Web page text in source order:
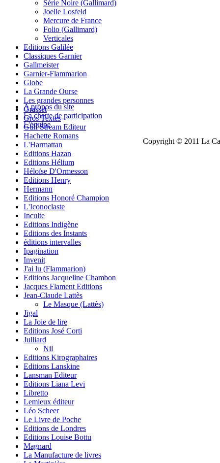
Série Noire (Gallimard)
Joelle Losfeld
Mercure de France
Folio (Gallimard)
Verticales
Editions Galilée
Classiques Garnier
Gallmeister
Garnier-Flammarion
Globe
La Grande Ourse
Les grandes personnes
Grasset
Gros Textes
Gulf Stream Editeur
Hachette Romans
L'Harmattan
Editions Hazan
Editions Hélium
Héloïse D'Ormesson
Editions Henry
Hermann
Editions Honoré Champion
L'Iconoclaste
Inculte
Editions Indigène
Editions des Instants
éditions intervalles
Ipagination
Invenit
J'ai lu (Flammarion)
Editions Jacqueline Chambon
Jacques Flament Editions
Jean-Claude Lattès
Le Masque (Lattès)
Jigal
La Joie de lire
Editions José Corti
Julliard
Nil
Editions Kirographaires
Editions Lanskine
Lansman Editeur
Editions Liana Levi
Libretto
Lemieux éditeur
Léo Scheer
Le Livre de Poche
Editions de Londres
Editions Louise Bottu
Magnard
La Manufacture de livres
A propos du site
La charte de participation
L'équipe
Copyright © 2011 La